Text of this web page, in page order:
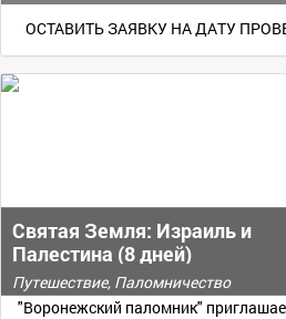
ОСТАВИТЬ ЗАЯВКУ НА ДАТУ
Святая Земля: Израиль и
Палестина (8 дней)
Путешествие, Паломничество
"Воронежский паломник"